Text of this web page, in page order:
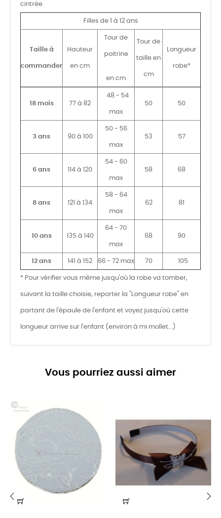
cintrée
Filles de 1 à 12 ans
Taille à
commander
Hauteur
en cm
Tour de
poitrine
en cm
Tour de
taille en
cm
Longueur
robe*
18 mois 77 à 82
48 - 54
max
50 50
3 ans 90 à 100
50 - 56
max
53 57
6 ans 114 à 120
54 - 60
max
58 68
8 ans 121 à 134
58 - 64
max
62 81
10 ans 135 à 140
64 - 70
max
68 90
12 ans 141 à 152 66 - 72 max 70 105
* Pour vérifier vous même jusqu'où la robe va tomber,
suivant la taille choisie, reporter la "Longueur robe" en
partant de l'épaule de l'enfant et voyez jusqu'où cette
longueur arrive sur l'enfant (environ à mi mollet...)
Vous pourriez aussi aimer